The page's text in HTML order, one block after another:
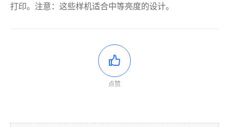
打印。 注意：这些样机适合中等亮度的设计。
点赞